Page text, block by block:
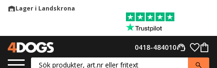
warehouseLager i Landskrona
support_agent
0418-484010